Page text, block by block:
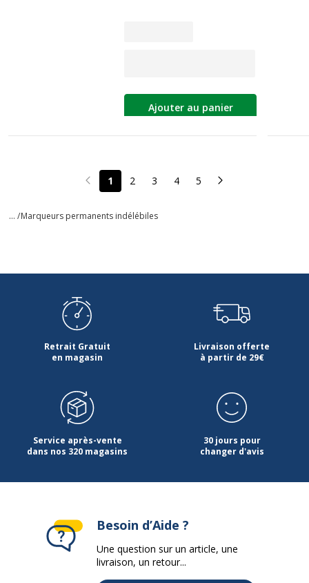
Ajouter au panier
Page précédente
1 2 3 4 5 Page suivante
... /Marqueurs permanents indélébiles
Retrait Gratuit
en magasin
Livraison offerte
à partir de 29€
Service après-vente
dans nos 320 magasins
30 jours pour
changer d'avis
Besoin d’Aide ?
Une question sur un article, une
livraison, un retour...